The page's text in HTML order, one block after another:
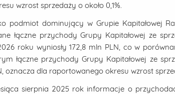
wzrost sprzedaży o około 0,1%.
podmiot dominujący w Grupie Kapitałowej
łączne przychody Grupy Kapitałowej ze
roku wyniosły 172,8 mln PLN, co w
łączne przychody Grupy Kapitałowej ze
oznacza dla raportowanego okresu wzrost
sierpnia 2025 rok informacje o